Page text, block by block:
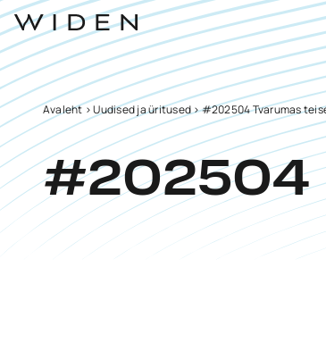
Avaleht> Uudised ja üritused>#202504 Tvarumas
#202504